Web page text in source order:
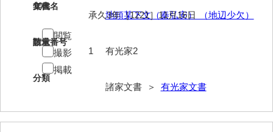
桂家文書（大阪市）
門井家文書
金津家文書
金子家文書
10
文書名
地頭某下文（秦弘安） （地辺少欠）
請求番号
有光家2
分類
諸家文書 ＞ 有光家文書
年代
承久3年［1221］11月16日
数量
1
閲覧
撮影
掲載